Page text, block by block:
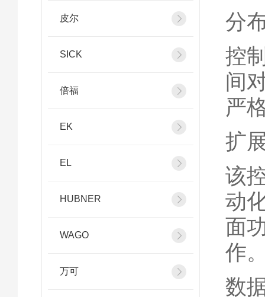
皮尔
SICK
倍福
EK
EL
HUBNER
WAGO
万可
分
控
间
严
扩
该
动
面
作
数